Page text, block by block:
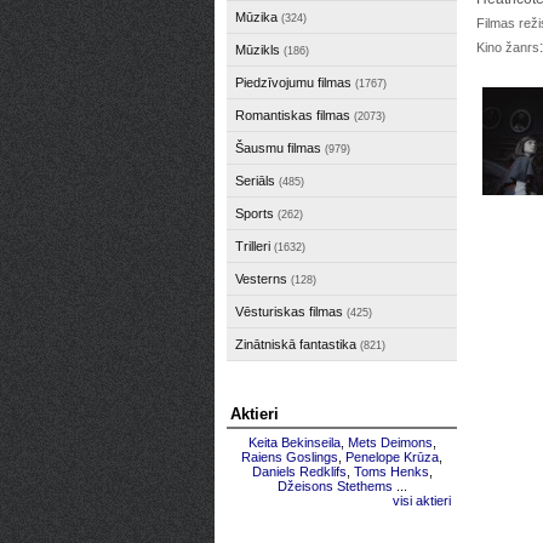
Mūzika (324)
Mūzikls (186)
Piedzīvojumu filmas (1767)
Romantiskas filmas (2073)
Šausmu filmas (979)
Seriāls (485)
Sports (262)
Trilleri (1632)
Vesterns (128)
Vēsturiskas filmas (425)
Zinātniskā fantastika (821)
Aktieri
Keita Bekinseila, Mets Deimons
Raiens Goslings Penelope Krūza
Daniels Redklifs Toms Henks
Džeisons Stethems
visi aktieri
Filmas
Kino žanrs